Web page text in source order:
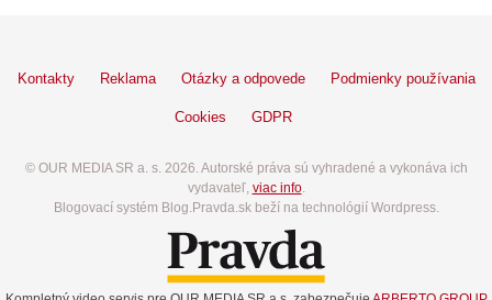
Kontakty Reklama Otázky a odpovede Podmienky používania
Cookies GDPR
© OUR MEDIA SR a. s. 2026. Autorské práva sú vyhradené a vykonáva ich
vydavateľ, viac info.
Blogovací systém Blog.Pravda.sk beží na technológií Wordpress.